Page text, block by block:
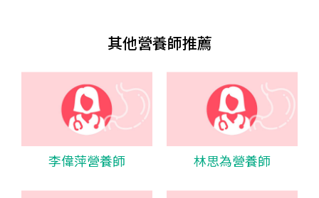
其他營養師推薦
李偉萍營養師 林思為營養師